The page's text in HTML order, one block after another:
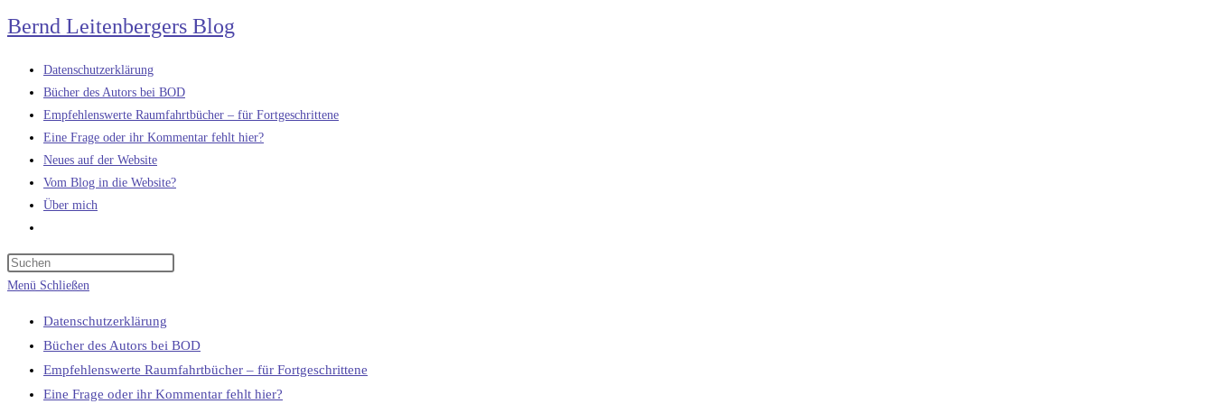
Zum
Inhalt
springen
Bernd Leitenbergers Blog
Datenschutzerklärung
Bücher des Autors bei BOD
Empfehlenswerte Raumfahrtbücher – für Fortgeschrittene
Eine Frage oder ihr Kommentar fehlt hier?
Neues auf der Website
Vom Blog in die Website?
Über mich
umschalten
Menü Schließen
Datenschutzerklärung
Bücher des Autors bei BOD
Empfehlenswerte Raumfahrtbücher – für Fortgeschrittene
Eine Frage oder ihr Kommentar fehlt hier?